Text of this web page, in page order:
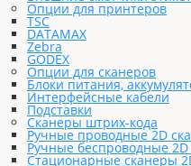
Опции для принтеров
TSC
DATAMAX
Zebra
GODEX
Опции для сканеров
Блоки питания,
Интерфейсные кабели
Подставки
Сканеры штрих-кода
Ручные проводные 2D
Ручные беспроводные
Стационарные сканеры